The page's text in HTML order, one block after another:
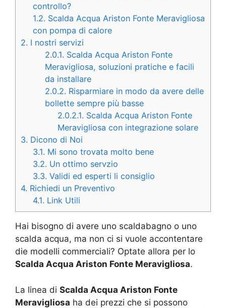
controllo?
1.2. Scalda Acqua Ariston Fonte Meravigliosa
con pompa di calore
2. I nostri servizi
2.0.1. Scalda Acqua Ariston Fonte
Meravigliosa, soluzioni pratiche e facili
da installare
2.0.2. Risparmiare in modo da avere delle
bollette sempre più basse
2.0.2.1. Scalda Acqua Ariston Fonte
Meravigliosa con integrazione solare
3. Dicono di Noi
3.1. Mi sono trovata molto bene
3.2. Un ottimo servzio
3.3. Validi ed esperti li consiglio
4. Richiedi un Preventivo
4.1. Link Utili
Hai bisogno di avere uno scaldabagno o uno
scalda acqua, ma non ci si vuole accontentare
die modelli commerciali? Optate allora per lo
Scalda Acqua Ariston Fonte Meravigliosa.
La linea di Scalda Acqua Ariston Fonte
Meravigliosa ha dei prezzi che si possono